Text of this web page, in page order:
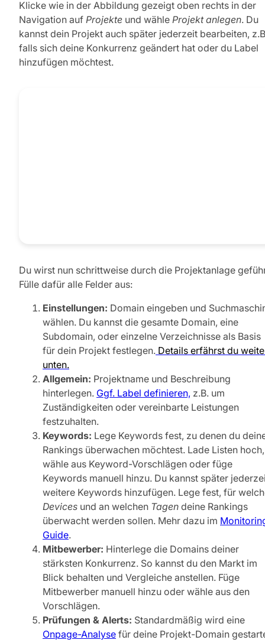
Klicke wie in der Abbildung gezeigt oben rechts in der
Navigation auf Projekte und wähle Projekt anlegen. Du
kannst dein Projekt auch später jederzeit bearbeiten,
falls sich deine Konkurrenz geändert hat oder du Label
hinzufügen möchtest.
Du wirst nun schrittweise durch die Projektanlage
Fülle dafür alle Felder aus:
Einstellungen: Domain eingeben und
wählen. Du kannst die gesamte Domain, eine
Subdomain, oder einzelne Verzeichnisse als Basis
für dein Projekt festlegen. Details erfährst du
unten.
Allgemein: Projektname und Beschreibung
hinterlegen. Ggf. Label definieren, z.B. um
Zuständigkeiten oder vereinbarte Leistungen
festzuhalten.
Keywords: Lege Keywords fest, zu denen du
Rankings überwachen möchtest. Lade Listen hoch,
wähle aus Keyword-Vorschlägen oder füge
Keywords manuell hinzu. Du kannst später
weitere Keywords hinzufügen. Lege fest, für
Devices und an welchen Tagen deine Rankings
überwacht werden sollen. Mehr dazu im
Guide.
Mitbewerber: Hinterlege die Domains deiner
stärksten Konkurrenz. So kannst du den Markt im
Blick behalten und Vergleiche anstellen. Füge
Mitbewerber manuell hinzu oder wähle aus den
Vorschlägen.
Prüfungen & Alerts: Standardmäßig wird eine
Onpage-Analyse für deine Projekt-Domain